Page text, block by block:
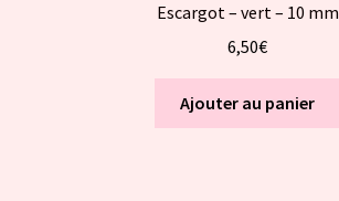
Escargot – vert – 10 mm
6,50€
Ajouter au panier